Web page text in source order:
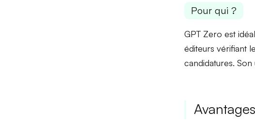
Pour qui ?
GPT Zero est
éditeurs vérifiant
candidatures. Son